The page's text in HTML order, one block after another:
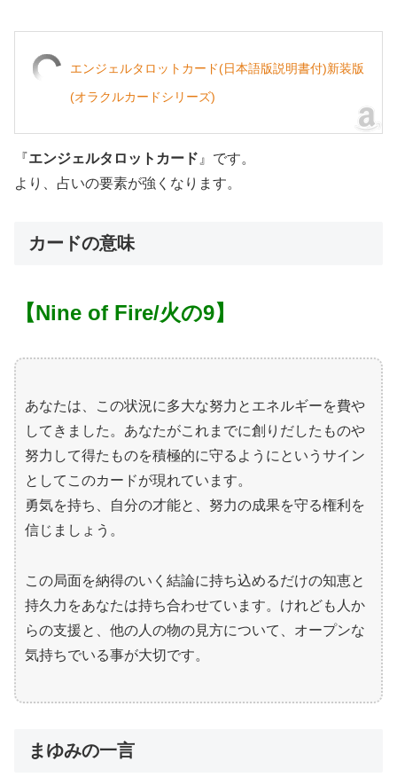
エンジェルタロットカード(日本語版説明書付)新装版
(オラクルカードシリーズ)
『エンジェルタロットカード 』です。
より、占いの要素が強くなります。
カードの意味
【Nine of Fire/火の9】
あなたは、この状況に多大な努力とエネルギーを費や
してきました。あなたがこれまでに創りだしたものや
努力して得たものを積極的に守るようにというサイン
としてこのカードが現れています。
勇気を持ち、自分の才能と、努力の成果を守る権利を
信じましょう。
この局面を納得のいく結論に持ち込めるだけの知恵と
持久力をあなたは持ち合わせています。けれども人か
らの支援と、他の人の物の見方について、オープンな
気持ちでいる事が大切です。
まゆみの一言